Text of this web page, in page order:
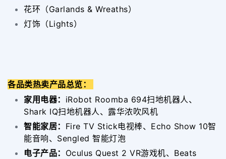
花环（Garlands & Wreaths）
灯饰（Lights）
各品类热卖产品总览：
家用电器： iRobot Roomba 694扫地机器人、
Shark IQ扫地机器人、露华浓吹风机
智能家居： Fire TV Stick电视棒、Echo Show 10智
能音响、Sengled 智能灯泡
电子产品： Oculus Quest 2 VR游戏机、Beats